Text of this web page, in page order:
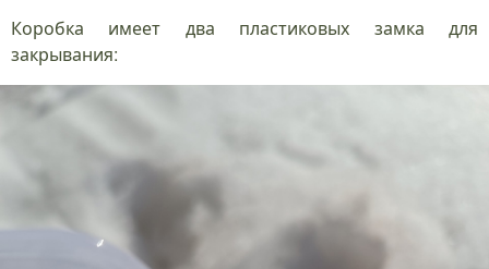
Коробка имеет два пластиковых замка для
закрывания: